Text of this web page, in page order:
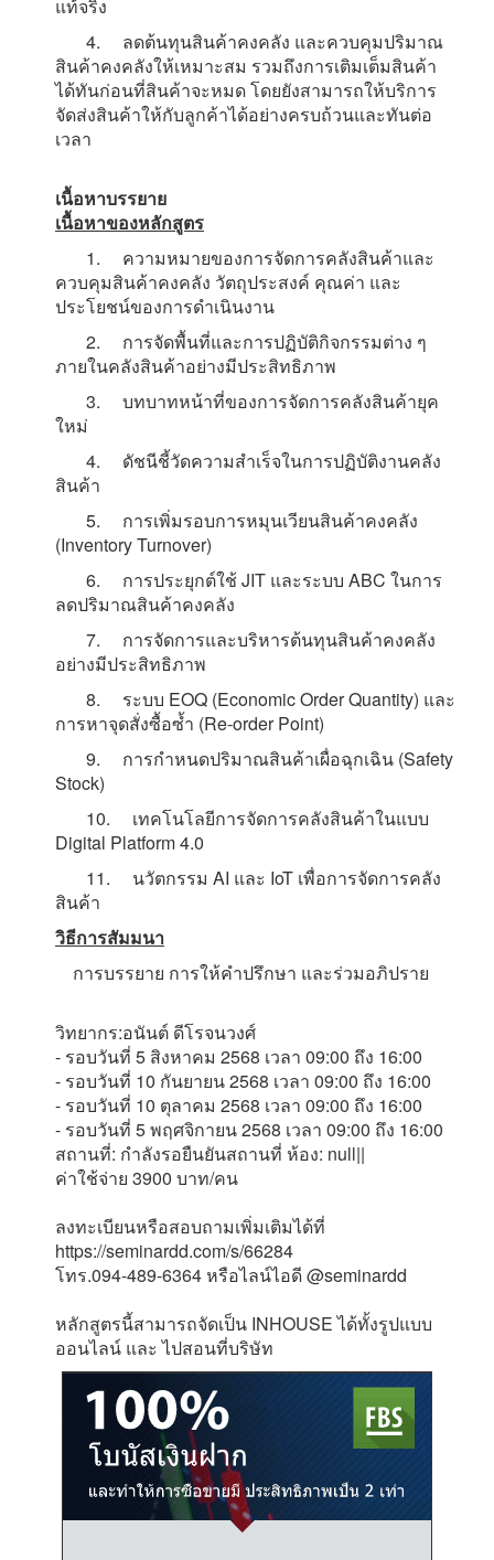
แท้จริง
4. ลดต้นทุนสินค้าคงคลัง และควบคุมปริมาณ
สินค้าคงคลังให้เหมาะสม รวมถึงการเติมเต็มสินค้า
ได้ทันก่อนที่สินค้าจะหมด โดยยังสามารถให้บริการ
จัดส่งสินค้าให้กับลูกค้าได้อย่างครบถ้วนและทันต่อ
เวลา
เนื้อหาบรรยาย
เนื้อหาของหลักสูตร
1. ความหมายของการจัดการคลังสินค้าและ
ควบคุมสินค้าคงคลัง วัตถุประสงค์ คุณค่า และ
ประโยชน์ของการดำเนินงาน
2. การจัดพื้นที่และการปฏิบัติกิจกรรมต่าง ๆ
ภายในคลังสินค้าอย่างมีประสิทธิภาพ
3. บทบาทหน้าที่ของการจัดการคลังสินค้ายุค
ใหม่
4. ดัชนีชี้วัดความสำเร็จในการปฏิบัติงานคลัง
สินค้า
5. การเพิ่มรอบการหมุนเวียนสินค้าคงคลัง
(Inventory Turnover)
6. การประยุกต์ใช้ JIT และระบบ ABC ในการ
ลดปริมาณสินค้าคงคลัง
7. การจัดการและบริหารต้นทุนสินค้าคงคลัง
อย่างมีประสิทธิภาพ
8. ระบบ EOQ (Economic Order Quantity) และ
การหาจุดสั่งซื้อซ้ำ (Re-order Point)
9. การกำหนดปริมาณสินค้าเผื่อฉุกเฉิน (Safety
Stock)
10. เทคโนโลยีการจัดการคลังสินค้าในแบบ
Digital Platform 4.0
11. นวัตกรรม AI และ IoT เพื่อการจัดการคลัง
สินค้า
วิธีการสัมมนา
การบรรยาย การให้คำปรึกษา และร่วมอภิปราย
วิทยากร:อนันต์ ดีโรจนวงศ์
- รอบวันที่ 5 สิงหาคม 2568 เวลา 09:00 ถึง 16:00
- รอบวันที่ 10 กันยายน 2568 เวลา 09:00 ถึง 16:00
- รอบวันที่ 10 ตุลาคม 2568 เวลา 09:00 ถึง 16:00
- รอบวันที่ 5 พฤศจิกายน 2568 เวลา 09:00 ถึง 16:00
สถานที่: กำลังรอยืนยันสถานที่ ห้อง: null||
ค่าใช้จ่าย 3900 บาท/คน
ลงทะเบียนหรือสอบถามเพิ่มเติมได้ที่
https://seminardd.com/s/66284
โทร.094-489-6364 หรือไลน์ไอดี @seminardd
หลักสูตรนี้สามารถจัดเป็น INHOUSE ได้ทั้งรูปแบบ
ออนไลน์ และ ไปสอนที่บริษัท